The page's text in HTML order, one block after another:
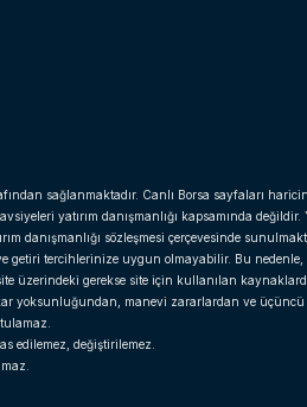
sağlanmaktadır. Canlı Borsa sayfaları
yatırım danışmanlığı kapsamında değildir.
danışmanlığı sözleşmesi çerçevesinde
tercihlerinize uygun olmayabilir. Bu
üzerindeki gerekse site için kullanılan
yoksunluğundan, manevi zararlardan ve
edilemez, değiştirilemez.